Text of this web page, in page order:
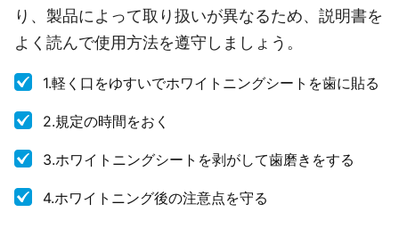
り、製品によって取り扱いが異なるため、説明書を
よく読んで使用方法を遵守しましょう。
1.軽く口をゆすいでホワイトニングシートを歯に貼る
2.規定の時間をおく
3.ホワイトニングシートを剥がして歯磨きをする
4.ホワイトニング後の注意点を守る